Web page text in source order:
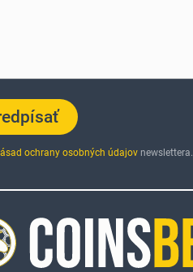
ochrany osobných údajovnewslettera.